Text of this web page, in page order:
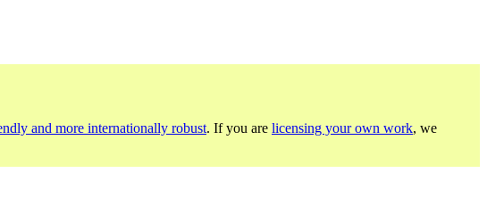
and more internationally robust. If you are licensing your own work, we